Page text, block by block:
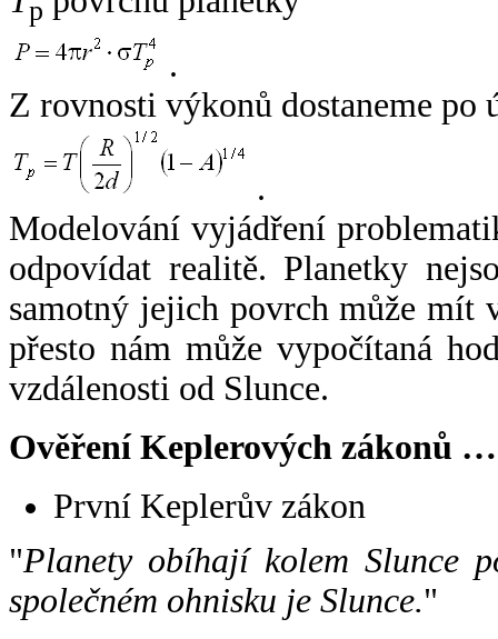
p
.
Z rovnosti výkonů dostaneme po
.
Modelování vyjádření
odpovídat realitě. Planetky
samotný jejich povrch může mít
přesto nám může vypočítaná
vzdálenosti od Slunce.
Ověření Keplerových zákonů …
První Keplerův zákon
"Planety obíhají kolem Slunce
společném ohnisku je Slunce."